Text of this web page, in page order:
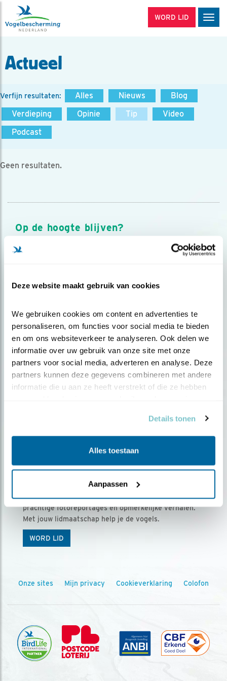
Deze website maakt gebruik van cookies
We gebruiken cookies om content en advertenties te
personaliseren, om functies voor social media te bieden
en om ons websiteverkeer te analyseren. Ook delen we
informatie over uw gebruik van onze site met onze
partners voor social media, adverteren en analyse. Deze
partners kunnen deze gegevens combineren met andere
informatie die u aan ze heeft verstrekt of die ze hebben
Details tonen
Alles toestaan
Aanpassen
WORD LID
Actueel
Verfijn resultaten: Alles Nieuws
Blog
Verdieping
Opinie Tip
Video
Podcast
Geen resultaten.
Op de hoogte blijven?
Meld je aan en ontvang nieuws, inspiratie, acties en tips
over vogels en activiteiten van Vogelbescherming.
Ontvang 5 x Vogels voor € 36,00 per jaar
Vogels is het tijdschrift voor onze leden, met
prachtige fotoreportages en opmerkelijke verhalen.
Met jouw lidmaatschap help je de vogels.
WORD LID
Onze sites Mijn privacy Cookieverklaring Colofon